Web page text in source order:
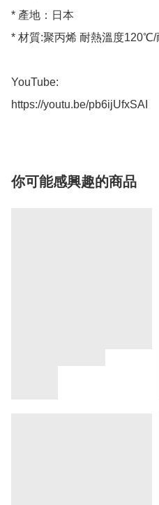
* 產地：日本
* 材質:聚丙烯 耐熱溫度
YouTube:
https://youtu.be/pb6ijUfxSAI
你可能感興趣的商品